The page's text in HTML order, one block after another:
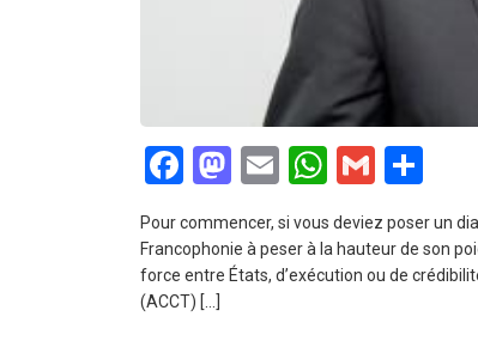
Facebook
Mastodon
EmailWhatsApp
Gmail
Pour commencer, si vous deviez poser un
Francophonie à peser à la hauteur de son
force entre États, d’exécution ou de
(ACCT) […]